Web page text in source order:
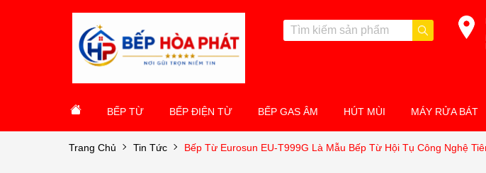
BẾP TỪ BẾP ĐIỆN TỪ BẾP GAS ÂM HÚT MÙI MÁY RỬA BÁT
Trang Chủ Tin Tức Bếp Từ Eurosun EU-T999G Là Mẫu Bếp Từ Hội Tụ Công Nghệ